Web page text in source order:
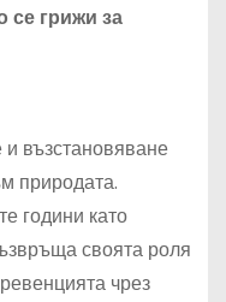
се грижи за
възстановяване
природата.
години като
своята роля
чрез